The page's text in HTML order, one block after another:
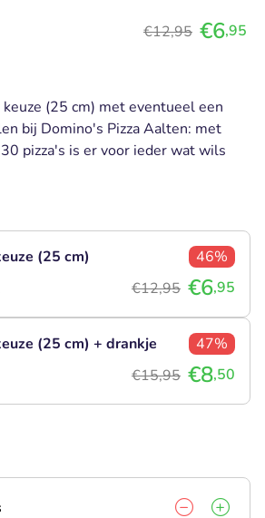
€12,95 €6,95
(25 cm) met eventueel een
bij Domino's Pizza Aalten: met
pizza's is er voor ieder wat wils
(25 cm)
46%
€12,95 €6,95
(25 cm) + drankje
47%
€15,95 €8,50